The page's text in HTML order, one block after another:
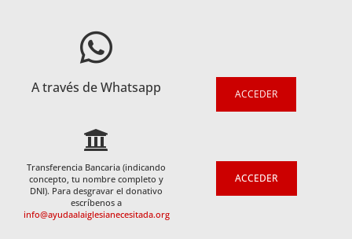
A través de Whatsapp ACCEDER
Transferencia Bancaria (indicando
concepto, tu nombre completo y
DNI). Para desgravar el donativo
escríbenos a
info@ayudaalaiglesianecesitada.org
ACCEDER